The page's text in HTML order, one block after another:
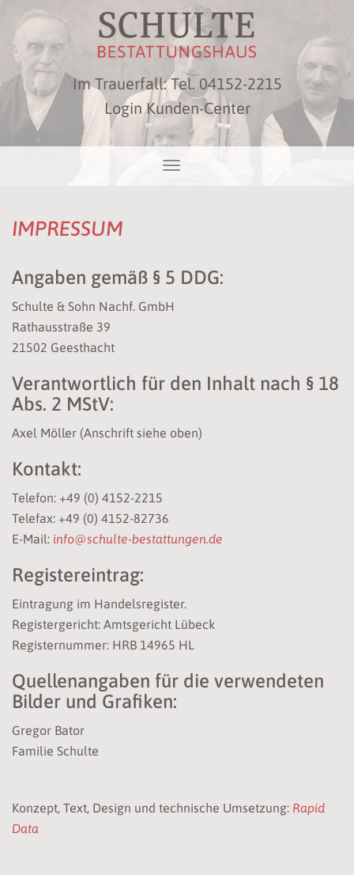
Im Trauerfall: Tel. 04152-2215
Login Kunden-Center
IMPRESSUM
Angaben gemäß § 5 DDG:
Schulte & Sohn Nachf. GmbH
Rathausstraße 39
21502 Geesthacht
Verantwortlich für den Inhalt nach § 18
Abs. 2 MStV:
Axel Möller (Anschrift siehe oben)
Kontakt:
Telefon: +49 (0) 4152-2215
Telefax: +49 (0) 4152-82736
E-Mail: info@schulte-bestattungen.de
Registereintrag:
Eintragung im Handelsregister.
Registergericht: Amtsgericht Lübeck
Registernummer: HRB 14965 HL
Quellenangaben für die verwendeten
Bilder und Grafiken:
Gregor Bator
Familie Schulte
Konzept, Text, Design und technische Umsetzung: Rapid
Data